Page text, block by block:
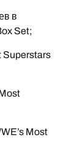
в
Set;
Superstars
Most